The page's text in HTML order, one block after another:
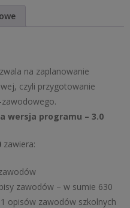
na zaplanowanie
czyli przygotowanie
wersja programu – 3.0
zawiera:
zawodów – w sumie 630
opisów zawodów szkolnych